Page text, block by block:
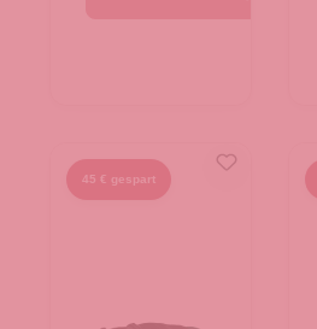
45 € gespart